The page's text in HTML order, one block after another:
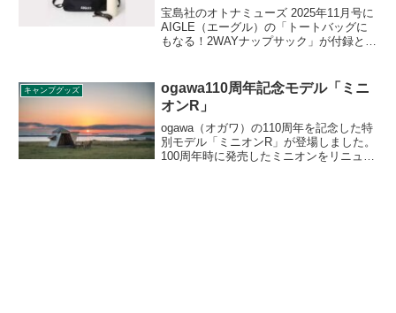
号
宝島社のオトナミューズ 2025年11月号に
AIGLE（エーグル）の「トートバッグに
もなる！2WAYナップサック」が付録とし
能性バッグで、ストラップを調節するだ
けで一瞬でスタイルを変えられます。詳
細をレビューします。
キャンプグッズ
ogawa110周年記念モデル「ミニ
オンR」
ogawa（オガワ）の110周年を記念した特
別モデル「ミニオンR」が登場しました。
100周年時に発売したミニオンをリニュー